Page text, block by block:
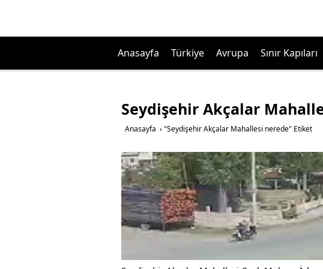
Anasayfa Türkiye Avrupa Sınır Kapıları
Seydişehir Akçalar
Anasayfa › "Seydişehir Akçalar Mahallesi nerede" Etiket